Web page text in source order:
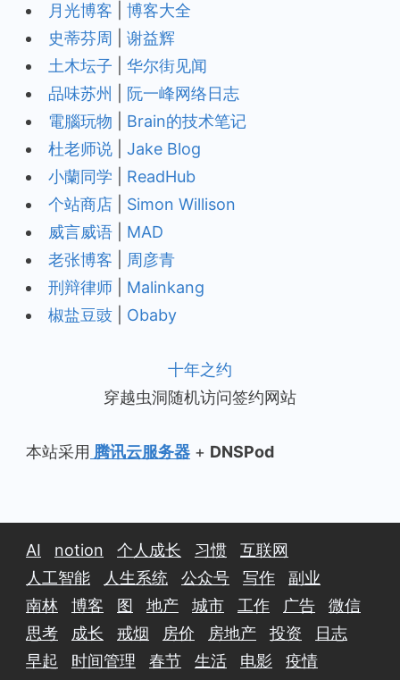
月光博客
博客大全
史蒂芬周
谢益辉
土木坛子
华尔街见闻
品味苏州
阮一峰网络日志
電腦玩物
Brain的技术笔记
杜老师说
Jake Blog
小蘭同学
ReadHub
个站商店
Simon Willison
威言威语
MAD
老张博客
周彦青
刑辩律师
Malinkang
椒盐豆豉
Obaby
十年之约
穿越虫洞随机访问签约网站
本站采用 腾讯云服务器 + DNSPod
AI notion 个人成长 习惯
互联网
人工智能
人生系统 公众号 写作
副业
南林
博客 图 地产 城市 工作 广告
微信
思考
成长 戒烟 房价 房地产 投资
日志
早起
时间管理 春节 生活 电影
疫情